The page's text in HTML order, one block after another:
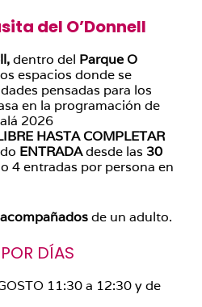
del O’Donnell
dentro del Parque O
espacios donde se
pensadas para los
en la programación de
2026
HASTA COMPLETAR
ENTRADAdesde las 30
4 entradas por persona en
acompañadosde un adulto.
DÍAS
11:30 a 12:30 y de